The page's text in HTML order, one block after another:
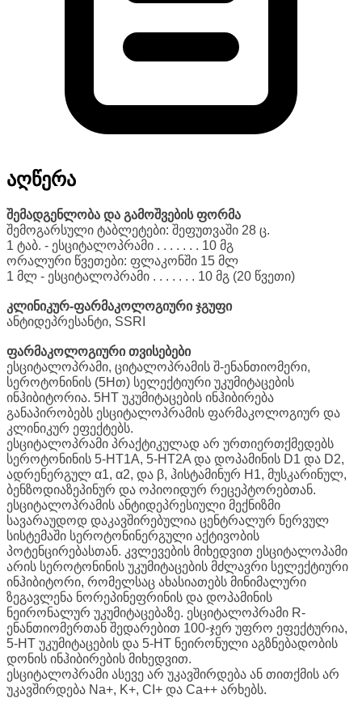
აღწერა
შემადგენლობა და გამოშვების ფორმა
შემოგარსული ტაბლეტები: შეფუთვაში 28 ც.
1 ტაბ. - ესციტალოპრამი . . . . . . . 10 მგ
ორალური წვეთები: ფლაკონში 15 მლ
1 მლ - ესციტალოპრამი . . . . . . . 10 მგ (20 წვეთი)
კლინიკურ-ფარმაკოლოგიური ჯგუფი
ანტიდეპრესანტი, SSRI
ფარმაკოლოგიური თვისებები
ესციტალოპრამი, ციტალოპრამის შ-ენანთიომერი,
სეროტონინის (5Hთ) სელექტიური უკუმიტაცების
ინჰიბიტორია. 5HT უკუმიტაცების ინჰიბირება
განაპირობებს ესციტალოპრამის ფარმაკოლოგიურ და
კლინიკურ ეფექტებს.
ესციტალოპრამი პრაქტიკულად არ ურთიერთქმედებს
სეროტონინის 5-HT1A, 5-HT2A და დოპამინის D1 და D2,
ადრენერგულ α1, α2, და β, ჰისტამინურ H1, მუსკარინულ,
ბენზოდიაზეპინურ და ოპიოიდურ რეცეპტორებთან.
ესციტალოპრამის ანტიდეპრესიული მექნიზმი
სავარაუდოდ დაკავშირებულია ცენტრალურ ნერვულ
სისტემაში სეროტონინერგული აქტივობის
პოტენცირებასთან. კვლევების მიხედვით ესციტალოპამი
არის სეროტონინის უკუმიტაცების მძლავრი სელექტიური
ინჰიბიტორი, რომელსაც ახასიათებს მინიმალური
ზეგავლენა ნორეპინეფრინის და დოპამინის
ნეირონალურ უკუმიტაცებაზე. ესციტალოპრამი R-
ენანთიომერთან შედარებით 100-ჯერ უფრო ეფექტურია,
5-HT უკუმიტაცების და 5-HT ნეირონული აგზნებადობის
დონის ინჰიბირების მიხედვით.
ესციტალოპრამი ასევე არ უკავშირდება ან თითქმის არ
უკავშირდება Na+, K+, CI+ და Ca++ არხებს.